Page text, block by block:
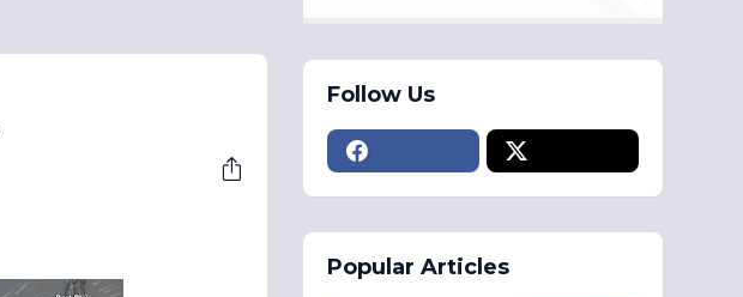
Follow Us
Popular Articles